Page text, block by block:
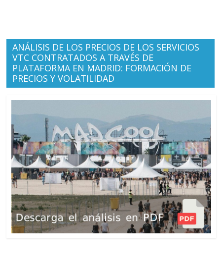
ANÁLISIS DE LOS PRECIOS DE LOS SERVICIOS
VTC CONTRATADOS A TRAVÉS DE
PLATAFORMA EN MADRID: FORMACIÓN DE
PRECIOS Y VOLATILIDAD